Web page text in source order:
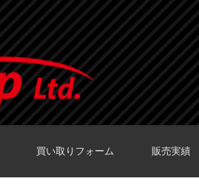
買い取りフォーム 販売実績